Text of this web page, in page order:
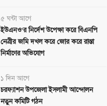
৫ ঘন্টা আগে
ইউএনও’র নির্দেশ উপেক্ষা করে বিএনপি
নেত্রীর জমি দখল করে জোর করে রাস্তা
নির্মাণের অভিযোগ
১ দিন আগে
চরফ্যাশন উপজেলা ইসলামী আন্দোলন
নতুন কমিটি গঠন